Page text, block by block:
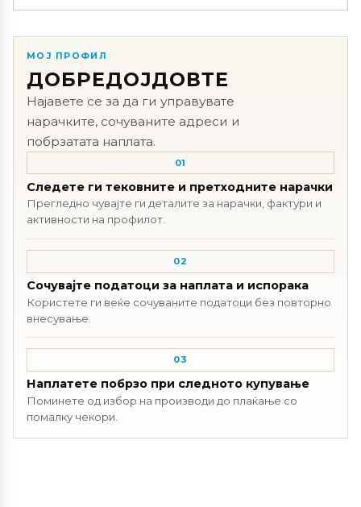
МОЈ ПРОФИЛ
ДОБРЕДОЈДОВТЕ
Најавете се за да ги управувате
нарачките, сочуваните адреси и
побрзатата наплата.
01
Следете ги тековните и претходните нарачки
Прегледно чувајте ги деталите за нарачки, фактури и
активности на профилот.
02
Сочувајте податоци за наплата и испорака
Користете ги веќе сочуваните податоци без повторно
внесување.
03
Наплатете побрзо при следното купување
Поминете од избор на производи до плаќање со
помалку чекори.